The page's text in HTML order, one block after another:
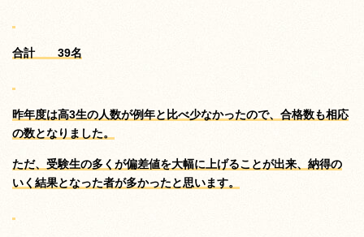
合計 39名
昨年度は高3生の人数が例年と比べ少なかったので、合格数も相応
の数となりました。
ただ、受験生の多くが偏差値を大幅に上げることが出来、納得の
いく結果となった者が多かったと思います。